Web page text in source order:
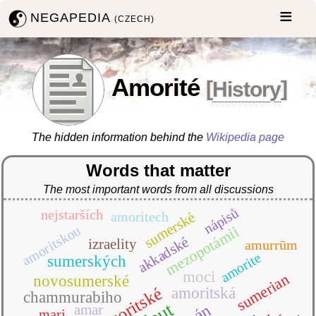
NEGAPEDIA(CZECH)
Amorité [History]
The hidden information behind the Wikipedia page
Words that matter
The most important words from all discussions
amoritská
chammurabiho
moci
novosumerské
sumerských mezopotámii
sumerian
akkadské
amar
izraelity sumerské
amorite
amoritech
amoritskou amurrūm
nejstarších nápisů